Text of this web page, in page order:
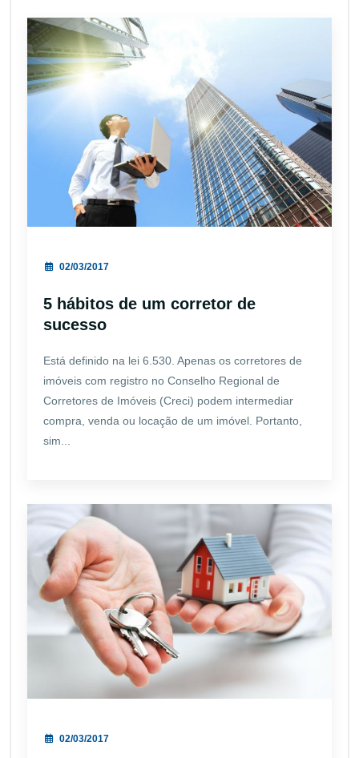
02/03/2017
5 hábitos de um corretor de
sucesso
Está definido na lei 6.530. Apenas os corretores de
imóveis com registro no Conselho Regional de
Corretores de Imóveis (Creci) podem intermediar
compra, venda ou locação de um imóvel. Portanto,
sim...
02/03/2017